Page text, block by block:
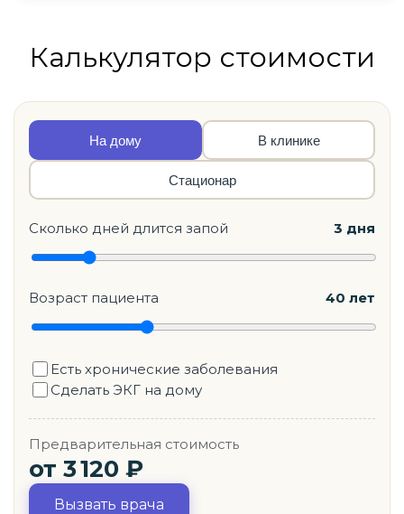
Калькулятор стоимости
На дому В клинике
Стационар
Сколько дней длится запой 3 дня
Возраст пациента 40 лет
Есть хронические заболевания
Сделать ЭКГ на дому
Предварительная стоимость
от 3 120 ₽
Вызвать врача